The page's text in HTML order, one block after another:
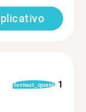
format_quote 1